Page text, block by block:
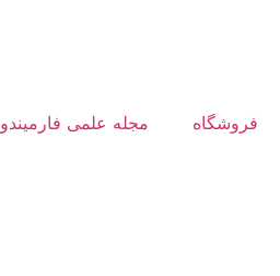
فروشگاه مجله علمی فارمیندو